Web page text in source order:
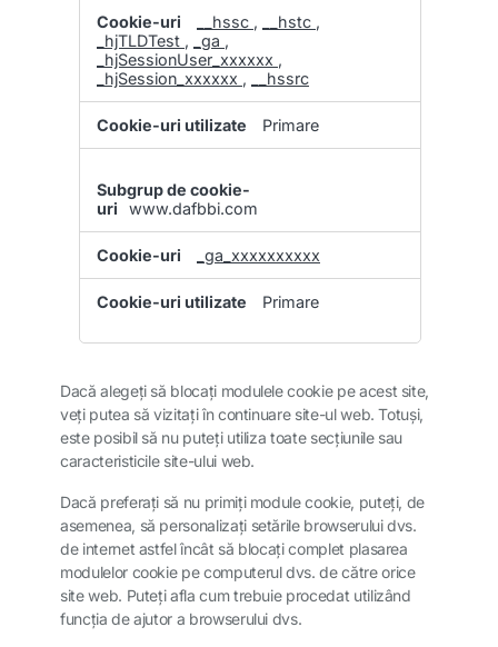
performanță
__hssc , __hstc ,
_hjTLDTest , _ga ,
_hjSessionUser_xxxxxx ,
_hjSession_xxxxxx , __hssrc
Primare
www.dafbbi.com
_ga_xxxxxxxxxx
Primare
Dacă alegeţi să blocaţi modulele cookie pe acest site,
veţi putea să vizitaţi în continuare site-ul web. Totuşi,
este posibil să nu puteţi utiliza toate secţiunile sau
caracteristicile site-ului web.
Dacă preferaţi să nu primiţi module cookie, puteţi, de
asemenea, să personalizaţi setările browserului dvs.
de internet astfel încât să blocaţi complet plasarea
modulelor cookie pe computerul dvs. de către orice
site web. Puteţi afla cum trebuie procedat utilizând
funcţia de ajutor a browserului dvs.